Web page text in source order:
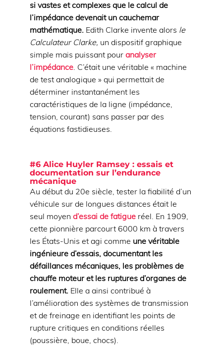
si vastes et complexes que le calcul de
l’impédance devenait un cauchemar
mathématique.Edith Clarke invente alors le
Calculateur Clarke, un dispositif graphique
simple mais puissant pour analyser
l’impédance. C’était une véritable « machine
de test analogique » qui permettait de
déterminer instantanément les
caractéristiques de la ligne (impédance,
tension, courant) sans passer par des
équations fastidieuses.
#6 Alice Huyler Ramsey : essais et
documentation sur l’endurance
mécanique
Au début du 20e siècle, tester la fiabilité d’un
véhicule sur de longues distances était le
seul moyen d’essai de fatigueréel. En 1909,
cette pionnière parcourt 6000 km à travers
les États-Unis et agi comme une véritable
ingénieure d’essais, documentant les
défaillances mécaniques, les problèmes de
chauffe moteur et les ruptures d’organes de
roulement.Elle a ainsi contribué à
l’amélioration des systèmes de transmission
et de freinage en identifiant les points de
rupture critiques en conditions réelles
(poussière, boue, chocs).